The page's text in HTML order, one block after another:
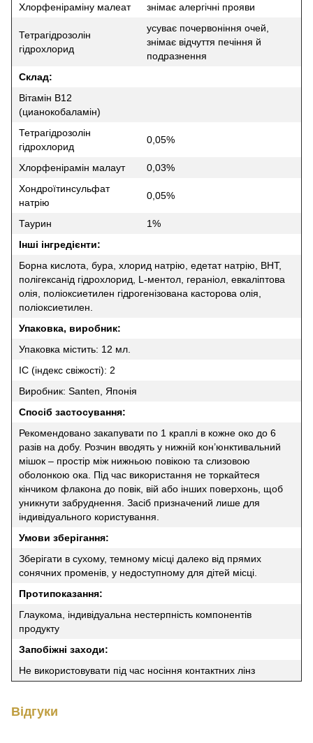
Хлорфеніраміну малеат
знімає алергічні прояви
Тетрагідрозолін
гідрохлорид
усуває почервоніння очей,
знімає відчуття печіння й
подразнення
Склад:
Вітамін B12
(цианокобаламін)
Тетрагідрозолін
гідрохлорид
0,05%
Хлорфенірамін малаут
0,03%
Хондроїтинсульфат
натрію
0,05%
Таурин
1%
Інші інгредієнти:
Борна кислота, бура, хлорид натрію, едетат натрію, BHT,
полігексанід гідрохлорид, L-ментол, гераніол, евкаліптова
олія, поліоксиетилен гідрогенізована касторова олія,
поліоксиетилен.
Упаковка, виробник:
Упаковка містить: 12 мл.
ІС (індекс свіжості): 2
Виробник: Santen, Японія
Спосіб застосування:
Рекомендовано закапувати по 1 краплі в кожне око до 6
разів на добу. Розчин вводять у нижній кон’юнктивальний
мішок – простір між нижньою повікою та слизовою
оболонкою ока. Під час використання не торкайтеся
кінчиком флакона до повік, вій або інших поверхонь, щоб
уникнути забруднення. Засіб призначений лише для
індивідуального користування.
Умови зберігання:
Зберігати в сухому, темному місці далеко від прямих
сонячних променів, у недоступному для дітей місці.
Протипоказання:
Глаукома, індивідуальна нестерпність компонентів
продукту
Запобіжні заходи:
Не використовувати під час носіння контактних лінз
Відгуки